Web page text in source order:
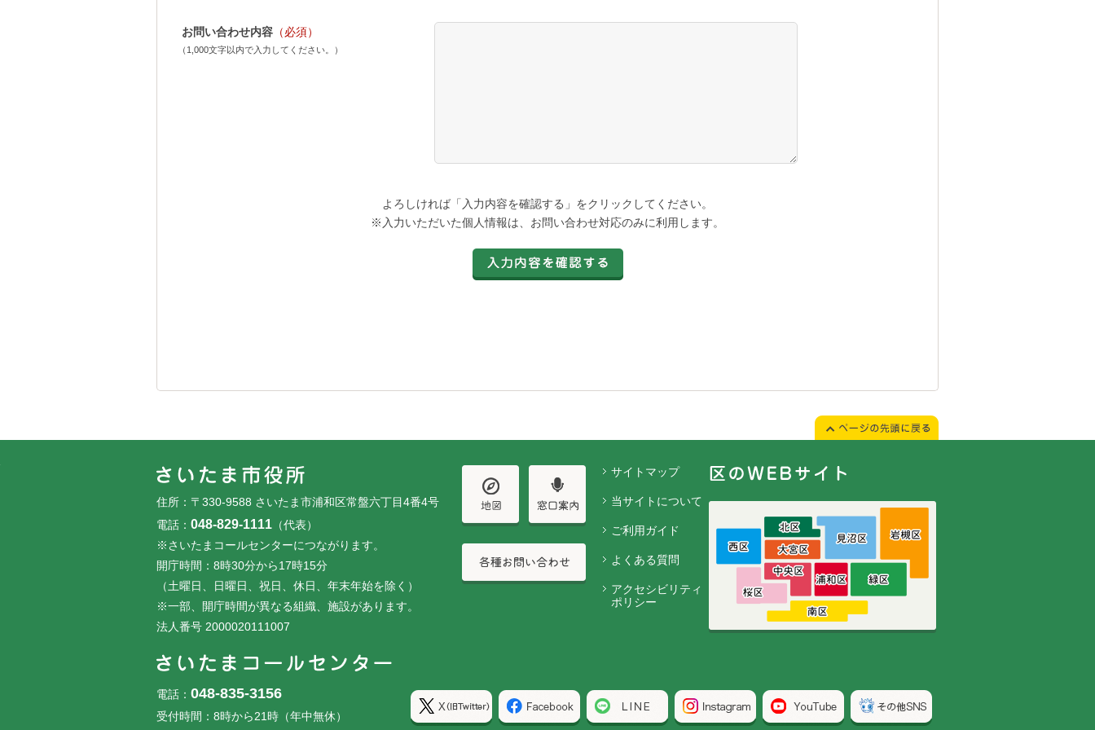
お問い合わせ内容 （必須）
（1,000文字以内で入力してください。）
よろしければ「入力内容を確認する」をクリックしてください。
※入力いただいた個人情報は、お問い合わせ対応のみに利用します。
住所：〒330-9588 さいたま市浦和区常盤六丁目4番4号
電話： 048-829-1111 （代表）
※さいたまコールセンターにつながります。
開庁時間：8時30分から17時15分
（土曜日、日曜日、祝日、休日、年末年始を除く）
※一部、開庁時間が異なる組織、施設があります。
法人番号 2000020111007
電話： 048-835-3156
受付時間：8時から21時（年中無休）
サイトマップ
当サイトについて
ご利用ガイド
よくある質問
アクセシビリティ
ポリシー